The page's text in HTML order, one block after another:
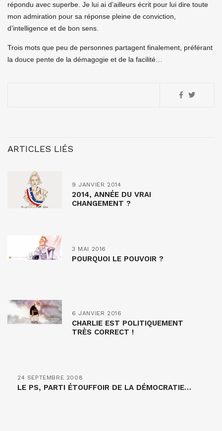
répondu avec superbe. Je lui ai d’ailleurs écrit pour lui dire toute
mon admiration pour sa réponse pleine de conviction,
d’intelligence et de bon sens.
Trois mots que peu de personnes partagent finalement, préférant
la douce pente de la démagogie et de la facilité…
ARTICLES LIÉS
9 JANVIER 2014
2014, ANNÉE DU VRAI
CHANGEMENT ?
3 MAI 2016
POURQUOI LE POUVOIR ?
6 JANVIER 2016
CHARLIE EST POLITIQUEMENT
TRÈS CORRECT !
24 SEPTEMBRE 2008
LE PS, PARTI ÉTOUFFOIR DE LA DÉMOCRATIE…